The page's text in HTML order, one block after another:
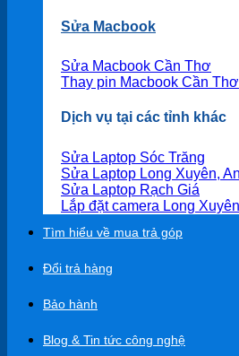
Sửa Macbook
Sửa Macbook Cần Thơ
Thay pin Macbook Cần Thơ
Dịch vụ tại các tỉnh khác
Sửa Laptop Sóc Trăng
Sửa Laptop Long Xuyên,
Sửa Laptop Rạch Giá
Lắp đặt camera Long
Tìm hiểu về mua trả góp
Đổi trả hàng
Bảo hành
Blog & Tin tức công nghệ